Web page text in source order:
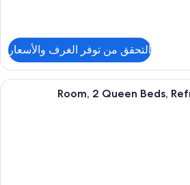
التحقق من توفر الغرف والأسعار
مكواة/لوح كي وواي فاي مجانًا وملاءات
Room, 2 Queen Beds,